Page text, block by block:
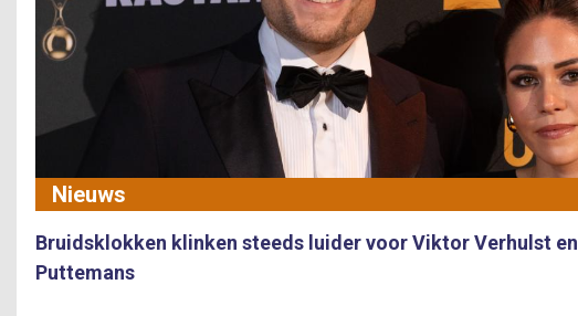
Nieuws
Bruidsklokken klinken steeds luider voor Viktor Verhulst
Puttemans